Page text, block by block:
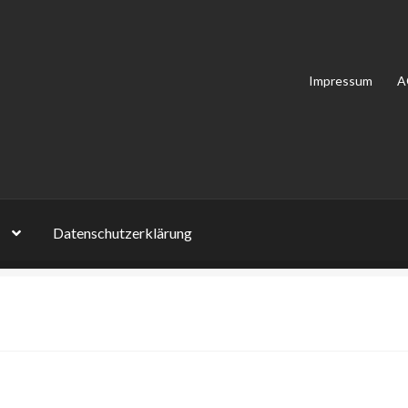
Impressum
Datenschutzerklärung